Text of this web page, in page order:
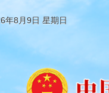
年8月9日 星期日